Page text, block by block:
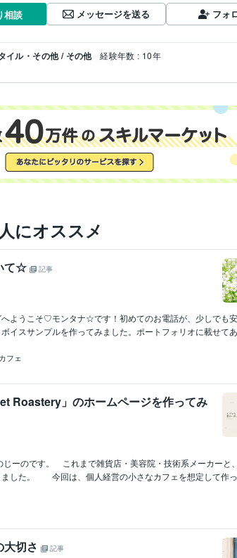
相談 メッセージを送る フォ
イル・その他 / その他 経験年数 : 10年
にオススメ
て☆
記事
ようこそ♡モンタナ☆です！初めてのお電話が、少しでも
イスサンプルを作ってみました。ポートフォリオに載せて
フェ
Roastery」のホームページを作ってみ
ーのです。 これまで雑貨店・美容院・技術系メーカーと
ました。 今回は、個人経営の小さなカフェを想定して作
切さ
記事